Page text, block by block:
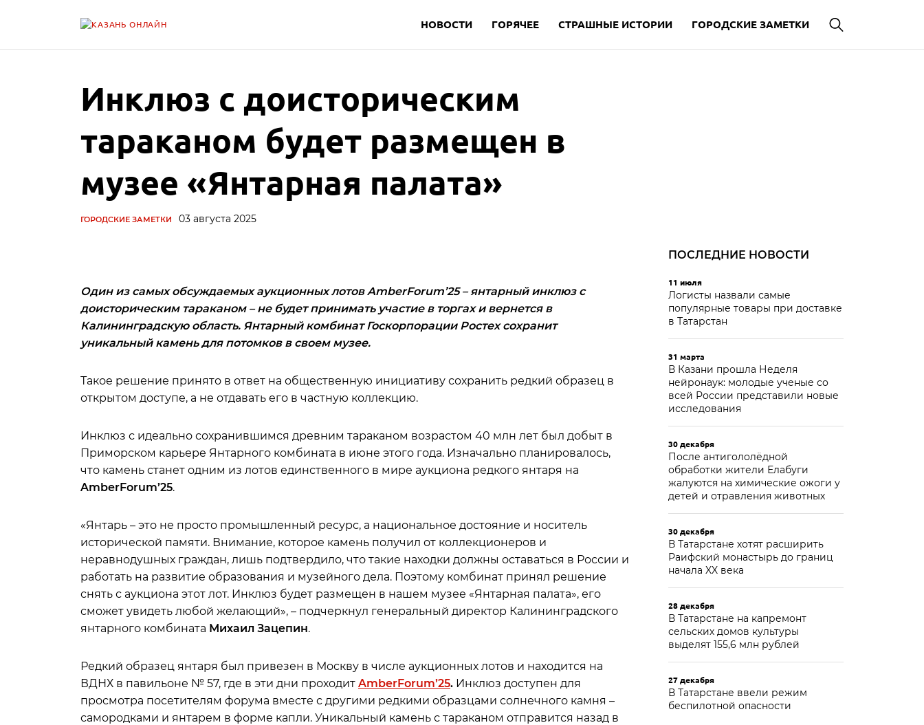
НОВОСТИ ГОРЯЧЕЕ СТРАШНЫЕ ИСТОРИИ ГОРОДСКИЕ ЗАМЕТКИ
Инклюз с доисторическим
тараканом будет размещен в
музее «Янтарная палата»
ГОРОДСКИЕ ЗАМЕТКИ 03 августа 2025
Один из самых обсуждаемых аукционных лотов AmberForum’25 – янтарный инклюз с
доисторическим тараканом – не будет принимать участие в торгах и вернется в
Калининградскую область. Янтарный комбинат Госкорпорации Ростех сохранит
уникальный камень для потомков в своем музее.
Такое решение принято в ответ на общественную инициативу сохранить редкий образец в
открытом доступе, а не отдавать его в частную коллекцию.
Инклюз с идеально сохранившимся древним тараканом возрастом 40 млн лет был добыт в
Приморском карьере Янтарного комбината в июне этого года. Изначально планировалось,
что камень станет одним из лотов единственного в мире аукциона редкого янтаря на
AmberForum’25.
«Янтарь – это не просто промышленный ресурс, а национальное достояние и носитель
исторической памяти. Внимание, которое камень получил от коллекционеров и
неравнодушных граждан, лишь подтвердило, что такие находки должны оставаться в России и
работать на развитие образования и музейного дела. Поэтому комбинат принял решение
снять с аукциона этот лот. Инклюз будет размещен в нашем музее «Янтарная палата», его
сможет увидеть любой желающий», – подчеркнул генеральный директор Калининградского
янтарного комбината Михаил Зацепин.
Редкий образец янтаря был привезен в Москву в числе аукционных лотов и находится на
ВДНХ в павильоне № 57, где в эти дни проходит AmberForum’25. Инклюз доступен для
просмотра посетителям форума вместе с другими редкими образцами солнечного камня –
самородками и янтарем в форме капли. Уникальный камень с тараканом отправится назад в
ПОСЛЕДНИЕ НОВОСТИ
11 июля
Логисты назвали самые
популярные товары при доставке
в Татарстан
31 марта
В Казани прошла Неделя
нейронаук: молодые ученые со
всей России представили новые
исследования
30 декабря
После антигололёдной
обработки жители Елабуги
жалуются на химические ожоги у
детей и отравления животных
30 декабря
В Татарстане хотят расширить
Раифский монастырь до границ
начала XX века
28 декабря
В Татарстане на капремонт
сельских домов культуры
выделят 155,6 млн рублей
27 декабря
В Татарстане ввели режим
беспилотной опасности